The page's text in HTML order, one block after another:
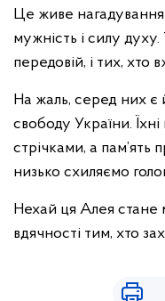
Це живе нагадування
мужність і силу
передовій, і тих,
На жаль, серед них є
свободу України.
стрічками, а
низько схиляємо
Нехай ця Алея стане
вдячності тим, хто